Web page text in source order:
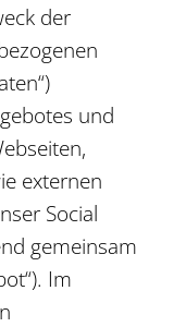
der
und
externen
Social
gemeinsam
Im